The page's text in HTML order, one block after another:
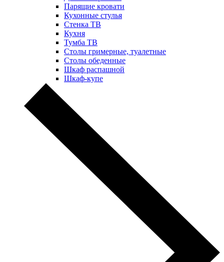
Парящие кровати
Кухонные стулья
Стенка ТВ
Кухня
Тумба ТВ
Столы гримерные, туалетные
Столы обеденные
Шкаф распашной
Шкаф-купе